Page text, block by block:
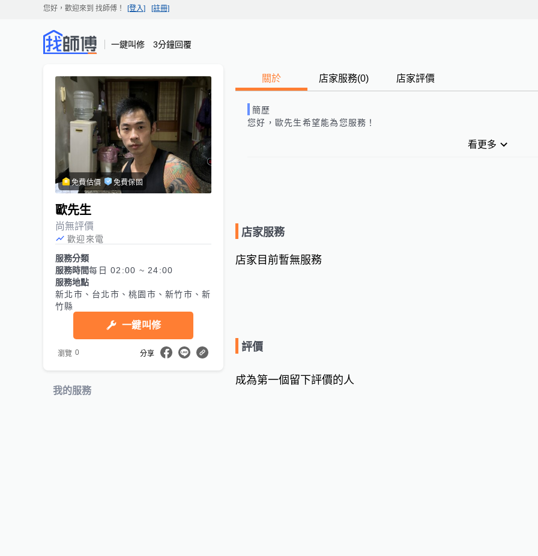
您好，歡迎來到 找師傅 ！ [登入] [註冊]
一鍵叫修 3分鐘回覆
免費估價 免費保固
歐先生
尚無評價
歡迎來電
服務分類
服務時間每日 02:00 ~ 24:00
服務地點
新北市、台北市、桃園市、新竹市、新
竹縣
一鍵叫修
瀏覽 0 分享
我的服務
關於 店家服務(0) 店家評價
簡歷
您好， 歐先生希望能為您服務！
看更多
店家服務
店家目前暫無服務
評價
成為第一個留下評價的人